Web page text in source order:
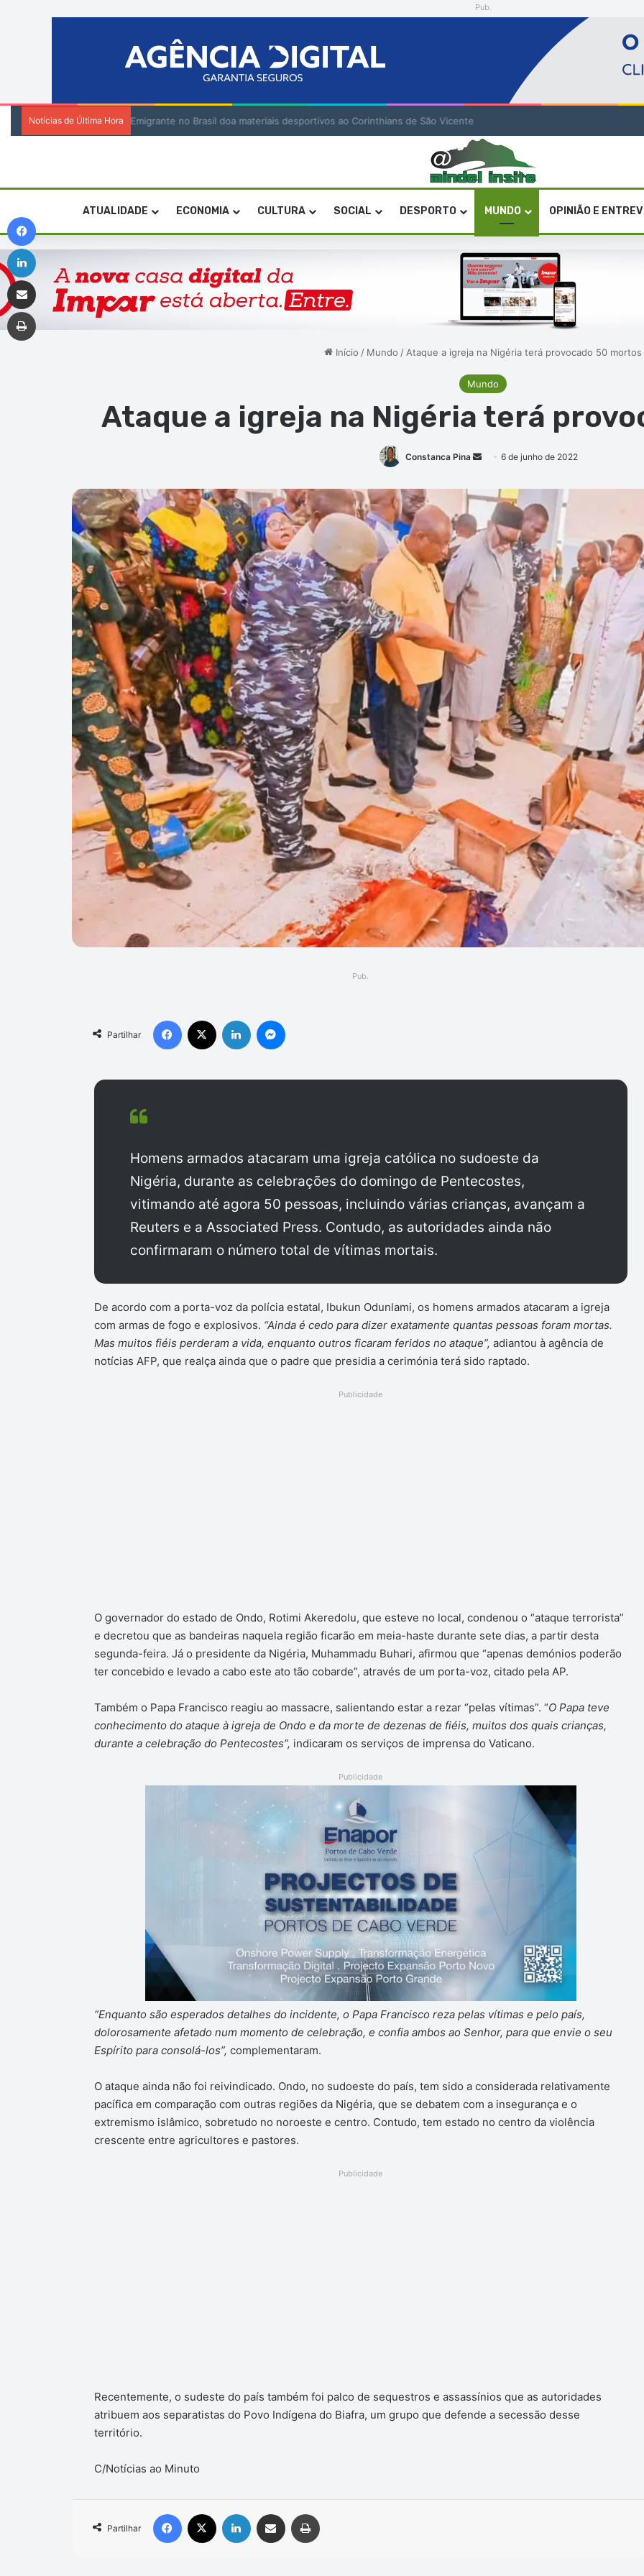
Pub.
Notícias de Última Hora Emigrante no Brasil doa materiais desportivos ao Corinthians de São Vicente
ATUALIDADE ECONOMIA CULTURA SOCIAL DESPORTO MUNDO OPINIÃO E
Início / Mundo /Ataque a igreja na Nigéria terá provocado 50 mortos
Mundo
Ataque a igreja na Nigéria terá
Constanca Pina
Mande
mail
6 de junho de 2022
Pub.
Partilhar
Facebook Linkedin
Homens armados atacaram uma igreja católica no sudoeste da
Nigéria, durante as celebrações do domingo de Pentecostes,
vitimando até agora 50 pessoas, incluindo várias crianças, avançam a
Reuters e a Associated Press. Contudo, as autoridades ainda não
confirmaram o número total de vítimas mortais.
De acordo com a porta-voz da polícia estatal, Ibukun Odunlami, os homens armados atacaram a igreja
com armas de fogo e explosivos. “Ainda é cedo para dizer exatamente quantas pessoas foram mortas.
Mas muitos fiéis perderam a vida, enquanto outros ficaram feridos no ataque”, adiantou à agência de
notícias AFP, que realça ainda que o padre que presidia a cerimónia terá sido raptado.
Publicidade
O governador do estado de Ondo, Rotimi Akeredolu, que esteve no local, condenou o “ataque terrorista”
e decretou que as bandeiras naquela região ficarão em meia-haste durante sete dias, a partir desta
segunda-feira. Já o presidente da Nigéria, Muhammadu Buhari, afirmou que “apenas demónios poderão
ter concebido e levado a cabo este ato tão cobarde”, através de um porta-voz, citado pela AP.
Também o Papa Francisco reagiu ao massacre, salientando estar a rezar “pelas vítimas”. “O Papa teve
conhecimento do ataque à igreja de Ondo e da morte de dezenas de fiéis, muitos dos quais crianças,
durante a celebração do Pentecostes”, indicaram os serviços de imprensa do Vaticano.
Publicidade
“Enquanto são esperados detalhes do incidente, o Papa Francisco reza pelas vítimas e pelo país,
dolorosamente afetado num momento de celebração, e confia ambos ao Senhor, para que envie o seu
Espírito para consolá-los”, complementaram.
O ataque ainda não foi reivindicado. Ondo, no sudoeste do país, tem sido a considerada relativamente
pacífica em comparação com outras regiões da Nigéria, que se debatem com a insegurança e o
extremismo islâmico, sobretudo no noroeste e centro. Contudo, tem estado no centro da violência
crescente entre agricultores e pastores.
Publicidade
Recentemente, o sudeste do país também foi palco de sequestros e assassínios que as autoridades
atribuem aos separatistas do Povo Indígena do Biafra, um grupo que defende a secessão desse
território.
C/Notícias ao Minuto
Partilhar
Facebook Linkedin Compartilhar via e-mail
Linkedin
Imprimir